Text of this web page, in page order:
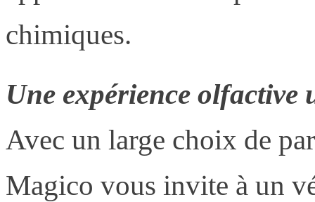
chimiques.
Une expérience olfactive
Avec un large choix de
Magico vous invite à un